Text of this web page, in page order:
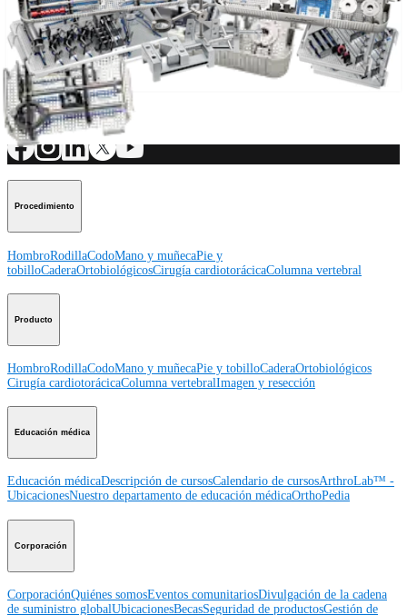
Producto
¿Cómo podemos ayudarlo?
Contacte a un representante
Ver eventos, laboratorios y oportunidades educativas
Regístrese para recibir: ¿Qué hay de nuevo en Arthrex?
Conéctese con nosotros
Procedimiento
HombroRodillaCodoMano y muñecaPie y
tobilloCaderaOrtobiológicosCirugía cardiotorácicaColumna vertebral
Producto
HombroRodillaCodoMano y muñecaPie y tobilloCaderaOrtobiológicos
Cirugía cardiotorácicaColumna vertebralImagen y resección
Educación médica
Educación médicaDescripción de cursosCalendario de cursosArthroLab™ -
UbicacionesNuestro departamento de educación médicaOrthoPedia
Corporación
CorporaciónQuiénes somosEventos comunitariosDivulgación de la cadena
de suministro globalUbicacionesBecasSeguridad de productosGestión de